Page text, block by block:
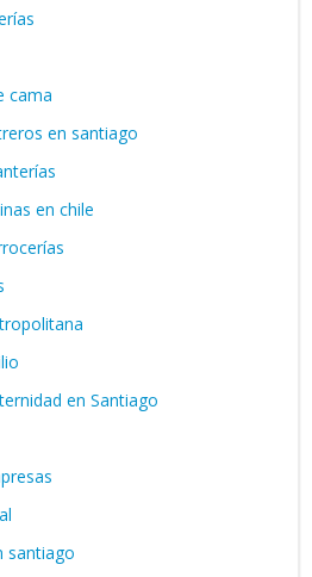
cama
en santiago
en chile
en Santiago
santiago